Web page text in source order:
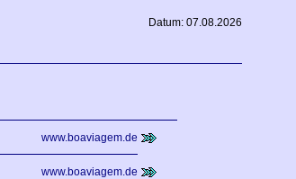
Datum: 07.08.2026
www.boaviagem.de
www.boaviagem.de